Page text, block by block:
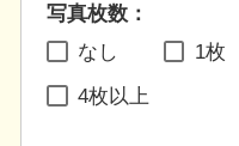
写真枚数：
なし
1枚
4枚以上